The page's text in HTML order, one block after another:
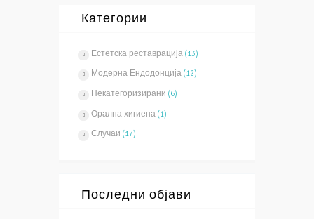
Категории
Естетска реставрација(13)
Модерна Ендодонција(12)
Некатегоризирани (6)
Орална хигиена (1)
Случаи (17)
Последни објави